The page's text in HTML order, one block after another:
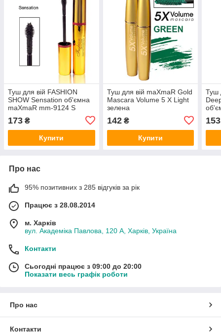
Туш для вій FASHION
SHOW Sensation об'ємна
maXmaR mm-9124 S
173 ₴
Купити
Туш для вій maXmaR Gold
Mascara Volume 5 X Light
зелена
142₴
Купити
Туш
153
Про нас
95% позитивних з 285 відгуків за рік
Працює з 28.08.2014
м. Харків
вул. Академіка Павлова, 120 А, Харків, Україна
Контакти
Сьогодні працює з 09:00 до 20:00
Показати весь графік роботи
Про нас
Контакти